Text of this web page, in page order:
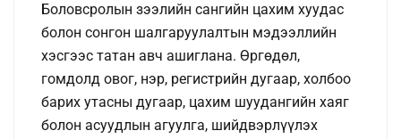
Боловсролын зээлийн сангийн цахим хуудас
болон сонгон шалгаруулалтын мэдээллийн
хэсгээс татан авч ашиглана. Өргөдөл,
гомдолд овог, нэр, регистрийн дугаар, холбоо
барих утасны дугаар, цахим шуудангийн хаяг
болон асуудлын агуулга, шийдвэрлүүлэх